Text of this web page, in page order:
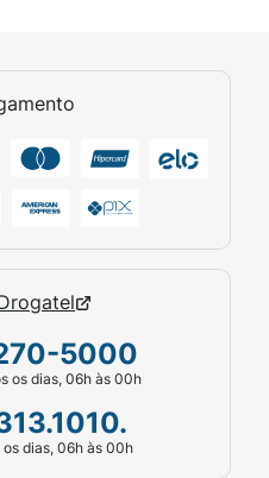
5000
os dias, 06h às 00h
os dias, 06h às 00h